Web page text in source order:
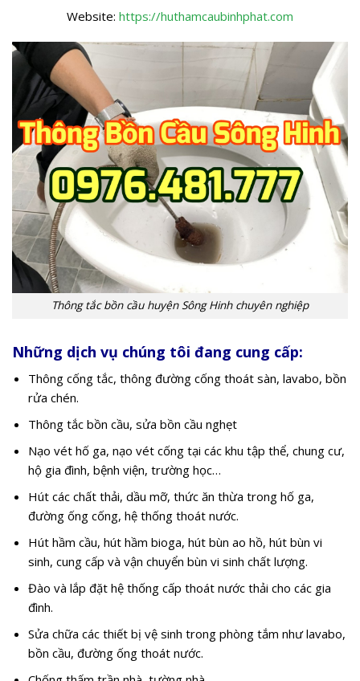
Website: https://huthamcaubinhphat.com
Thông tắc bồn cầu huyện Sông Hinh chuyên nghiệp
Những dịch vụ chúng tôi đang cung cấp:
Thông cống tắc, thông đường cống thoát sàn, lavabo, bồn
rửa chén.
Thông tắc bồn cầu, sửa bồn cầu nghẹt
Nạo vét hố ga, nạo vét cống tại các khu tập thể, chung cư,
hộ gia đình, bệnh viện, trường học…
Hút các chất thải, dầu mỡ, thức ăn thừa trong hố ga,
đường ống cống, hệ thống thoát nước.
Hút hầm cầu, hút hầm bioga, hút bùn ao hồ, hút bùn vi
sinh, cung cấp và vận chuyển bùn vi sinh chất lượng.
Đào và lắp đặt hệ thống cấp thoát nước thải cho các gia
đình.
Sửa chữa các thiết bị vệ sinh trong phòng tắm như lavabo,
bồn cầu, đường ống thoát nước.